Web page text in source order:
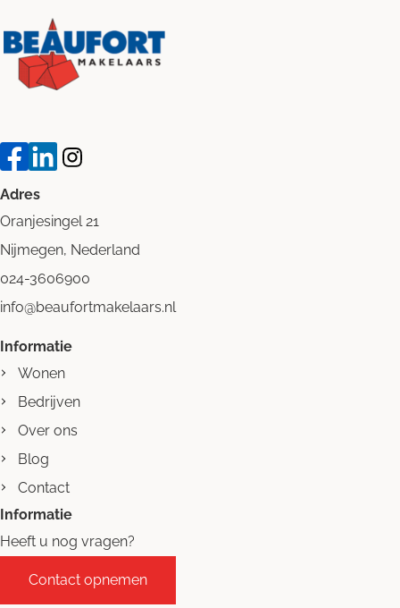
Adres
Oranjesingel 21
Nijmegen, Nederland
024-3606900
info@beaufortmakelaars.nl
Informatie
Wonen
Bedrijven
Over ons
Blog
Contact
Informatie
Heeft u nog vragen?
Contact opnemen